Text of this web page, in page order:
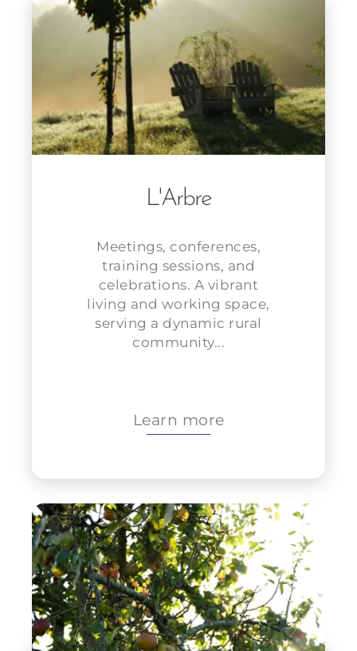
L'Arbre
Meetings, conferences,
training sessions, and
celebrations. A vibrant
living and working space,
serving a dynamic rural
community...
Learn more